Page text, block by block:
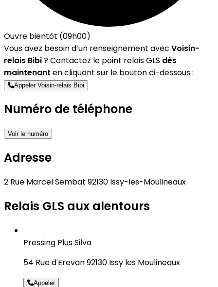
Ouvre bientôt (09h00)
Vous avez besoin d’un renseignement avec Voisin-
relais Bibi? Contactez le point relais GLS dès
maintenant en cliquant sur le bouton ci-dessous :
Appeler Voisin-relais Bibi
Numéro de téléphone
Voir le numéro
Adresse
2 Rue Marcel Sembat 92130 Issy-les-Moulineaux
Relais GLS aux alentours
Pressing Plus Silva
54 Rue d'Erevan 92130 Issy les Moulineaux
Appeler